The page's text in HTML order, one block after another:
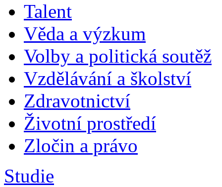
Talent
Věda a výzkum
Volby a politická soutěž
Vzdělávání a školství
Zdravotnictví
Životní prostředí
Zločin a právo
Studie